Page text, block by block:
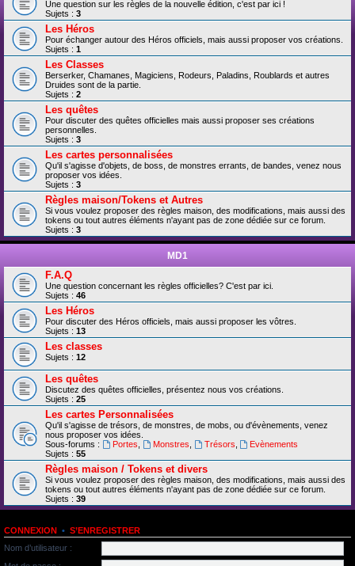
Une question sur les règles de la nouvelle édition, c'est par ici !
Sujets : 3
Les Héros
Pour échanger autour des Héros officiels, mais aussi proposer vos créations.
Sujets : 1
Les Classes
Berserker, Chamanes, Magiciens, Rodeurs, Paladins, Roublards et autres
Druides sont de la partie.
Sujets : 2
Les quêtes
Pour discuter des quêtes officielles mais aussi proposer ses créations
personnelles.
Sujets : 3
Les cartes personnalisées
Qu'il s'agisse d'objets, de boss, de monstres errants, de bandes, venez nous
proposer vos idées.
Sujets : 3
Règles maison/Tokens et Autres
Si vous voulez proposer des règles maison, des modifications, mais aussi des
tokens ou tout autres éléments n'ayant pas de zone dédiée sur ce forum.
Sujets : 3
MD1
F.A.Q
Une question concernant les règles officielles? C'est par ici.
Sujets : 46
Les Héros
Pour discuter des Héros officiels, mais aussi proposer les vôtres.
Sujets : 13
Les classes
Sujets : 12
Les quêtes
Discutez des quêtes officielles, présentez nous vos créations.
Sujets : 25
Les cartes Personnalisées
Qu'il s'agisse de trésors, de monstres, de mobs, ou d'évènements, venez
nous proposer vos idées.
Sous-forums :
Portes Monstres Trésors
Evènements
Sujets : 55
Règles maison / Tokens et divers
Si vous voulez proposer des règles maison, des modifications, mais aussi des
tokens ou tout autres éléments n'ayant pas de zone dédiée sur ce forum.
Sujets : 39
CONNEXION • S’ENREGISTRER
Nom d’utilisateur :